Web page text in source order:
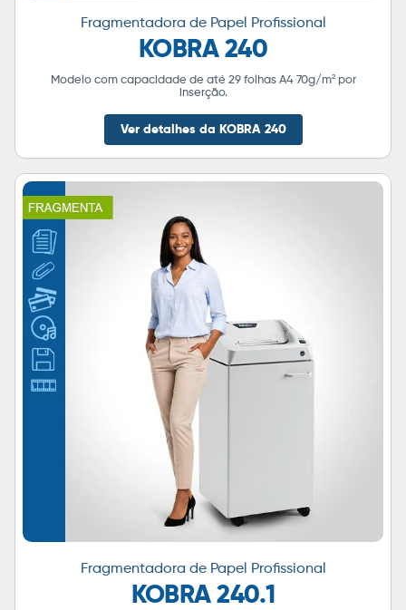
Fragmentadora de Papel Profissional
KOBRA 240
Modelo com capacidade de até 29 folhas A4 70g/m² por
inserção.
Ver detalhes da KOBRA 240
Fragmentadora de Papel Profissional
KOBRA 240.1